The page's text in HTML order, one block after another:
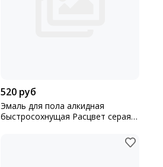
520 руб
Эмаль для пола алкидная
быстросохнущая Расцвет серая